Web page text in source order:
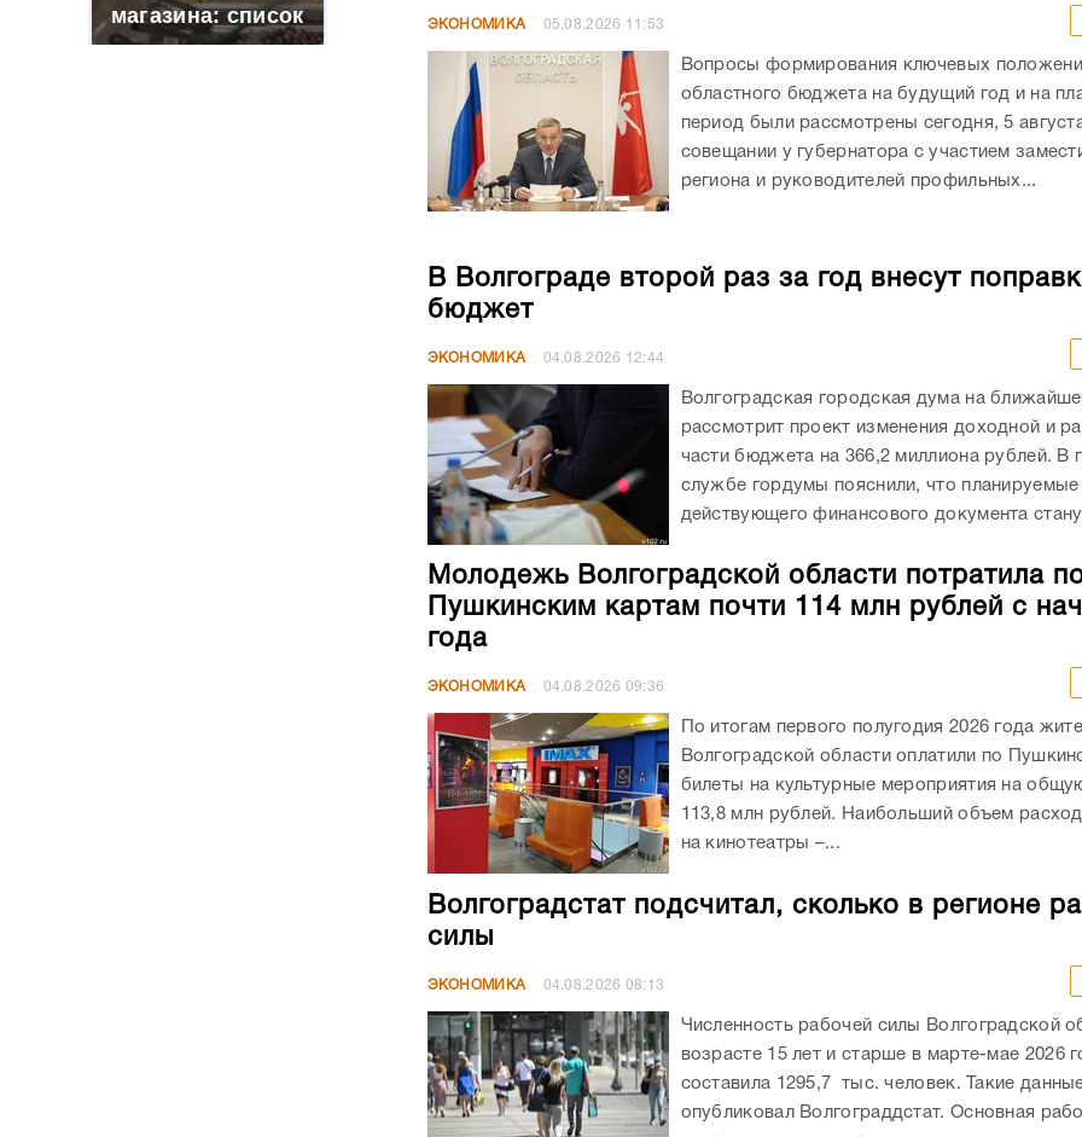
магазина: список
ЭКОНОМИКА 05.08.2026 11:53
Вопросы формирования ключевых
областного бюджета на будущий год и на
период были рассмотрены сегодня, 5
совещании у губернатора с участием
региона и руководителей профильных...
В Волгограде второй раз за год внесут
бюджет
ЭКОНОМИКА 04.08.2026 12:44
Волгоградская городская дума на
рассмотрит проект изменения доходной и
части бюджета на 366,2 миллиона рублей. В
службе гордумы пояснили, что планируемые
действующего финансового документа
Молодежь Волгоградской области потратила
Пушкинским картам почти 114 млн рублей с
года
ЭКОНОМИКА 04.08.2026 09:36
По итогам первого полугодия 2026 года
Волгоградской области оплатили по
билеты на культурные мероприятия на
113,8 млн рублей. Наибольший объем
на кинотеатры –...
Волгоградстат подсчитал, сколько в регионе
силы
ЭКОНОМИКА 04.08.2026 08:13
Численность рабочей силы Волгоградской
возрасте 15 лет и старше в марте-мае 2026
составила 1295,7 тыс. человек. Такие
опубликовал Волгограддстат. Основная